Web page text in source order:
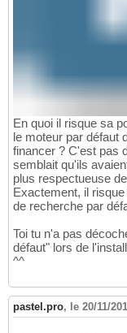
En quoi il risque sa
le moteur par défaut
financer ? C'est pas
semblait qu'ils
plus respectueuse
Exactement, il
de recherche par
Toi tu n'a pas
défaut" lors de
^^
pastel.pro, le 20/11/